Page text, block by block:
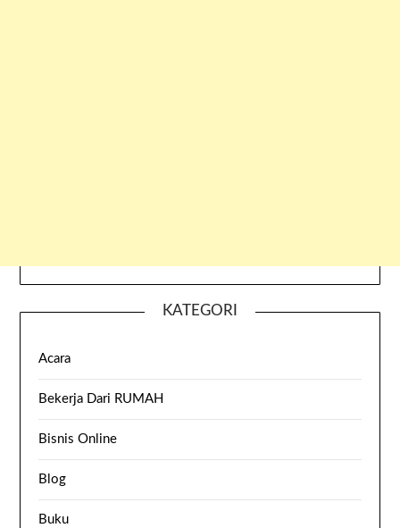
KATEGORI
Acara
Bekerja Dari RUMAH
Bisnis Online
Blog
Buku